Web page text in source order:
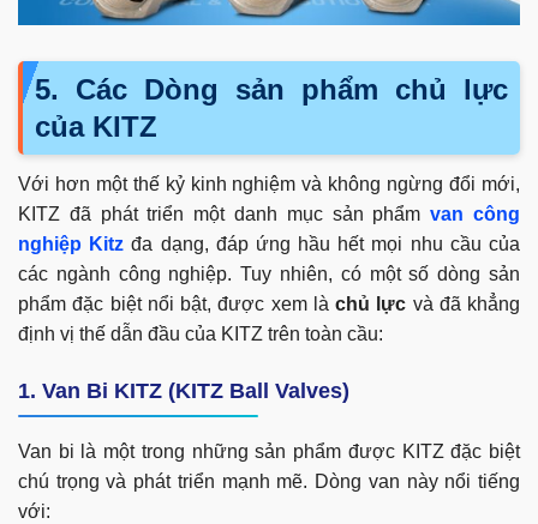
5. Các Dòng sản phẩm chủ lực
của KITZ
Với hơn một thế kỷ kinh nghiệm và không ngừng đổi mới,
KITZ đã phát triển một danh mục sản phẩmvan công
nghiệp Kitz đa dạng, đáp ứng hầu hết mọi nhu cầu của
các ngành công nghiệp. Tuy nhiên, có một số dòng sản
phẩm đặc biệt nổi bật, được xem là chủ lực và đã khẳng
định vị thế dẫn đầu của KITZ trên toàn cầu:
1. Van Bi KITZ (KITZ Ball Valves)
Van bi là một trong những sản phẩm được KITZ đặc biệt
chú trọng và phát triển mạnh mẽ. Dòng van này nổi tiếng
với: